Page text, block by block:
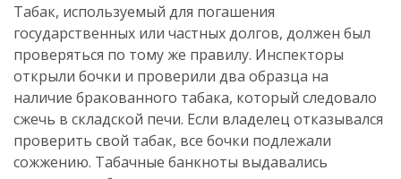
Табак, используемый для погашения
государственных или частных долгов, должен был
проверяться по тому же правилу. Инспекторы
открыли бочки и проверили два образца на
наличие бракованного табака, который следовало
сжечь в складской печи. Если владелец отказывался
проверить свой табак, все бочки подлежали
сожжению. Табачные банкноты выдавались